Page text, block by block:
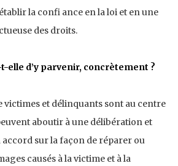
la confi ance en la loi et en une
des droits.
elle d’y parvenir, concrètement ?
victimes et délinquants sont au centre
aboutir à une délibération et
sur la façon de réparer ou
causés à la victime et à la